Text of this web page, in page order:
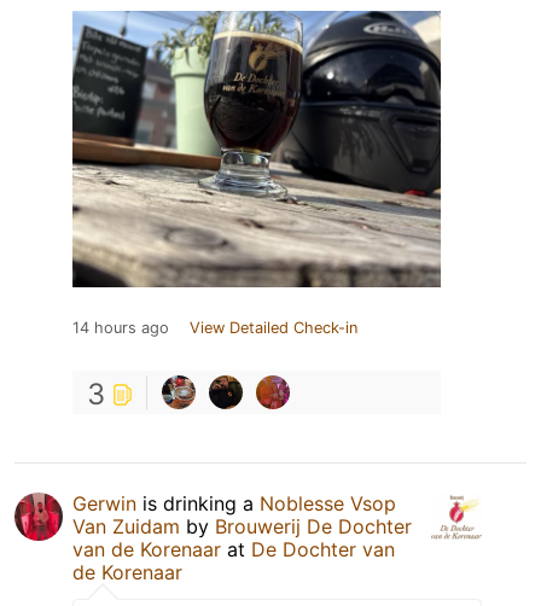
14 hours ago View Detailed Check-in
3
Gerwin is drinking a Noblesse Vsop
Van Zuidam by Brouwerij De Dochter
van de Korenaar at De Dochter van
de Korenaar